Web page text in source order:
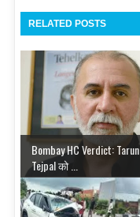
RELATED POSTS
Bombay HC Verdict: Tarun
Tejpal को ...